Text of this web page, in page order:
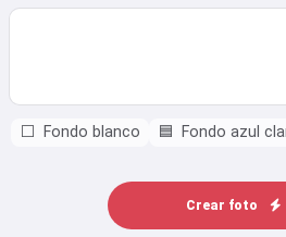
⬜ Fondo blanco 🟦 Fondo azul
Crear foto